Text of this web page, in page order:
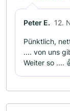
Peter E. 12.
Pünktlich,
.... von uns
Weiter so ....